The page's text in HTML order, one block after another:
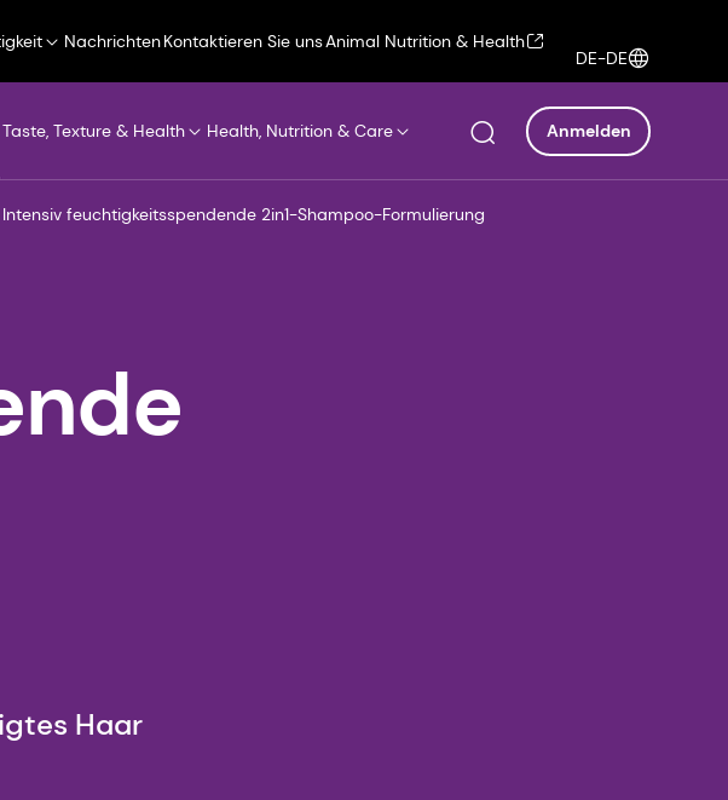
NachrichtenKontaktieren Sie unsAnimal Nutrition & Health
DE-DE
Taste, Texture & Health Health, Nutrition & Care Anmelden
Intensiv feuchtigkeitsspendende 2in1-Shampoo-Formulierung
Haar